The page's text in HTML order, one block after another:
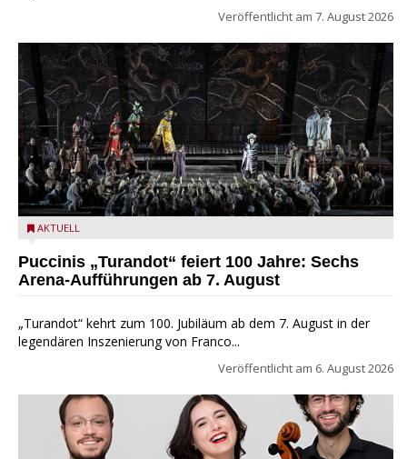
Veröffentlicht am 7. August 2026
Turandot in der Arena von Verona - Ennevi für Fondazione
AKTUELL
Puccinis „Turandot“ feiert 100 Jahre: Sechs
Arena-Aufführungen ab 7. August
„Turandot“ kehrt zum 100. Jubiläum ab dem 7. August in der
legendären Inszenierung von Franco...
Veröffentlicht am 6. August 2026